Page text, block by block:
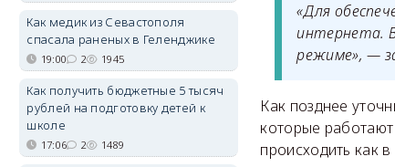
«Для
интернета.
режиме», —
Как позднее
которые
происходить как
Как медик из Севастополя
спасала раненых в Геленджике
19:00 2 1945
Как получить бюджетные 5 тысяч
рублей на подготовку детей к
школе
17:06 2 1489